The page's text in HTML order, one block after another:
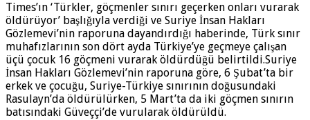
Times’ın ‘Türkler, göçmenler sınırı geçerken onları vurarak
öldürüyor’ başlığıyla verdiği ve Suriye İnsan Hakları
Gözlemevi’nin raporuna dayandırdığı haberinde, Türk sınır
muhafızlarının son dört ayda Türkiye’ye geçmeye çalışan
üçü çocuk 16 göçmeni vurarak öldürdüğü belirtildi.Suriye
İnsan Hakları Gözlemevi’nin raporuna göre, 6 Şubat’ta bir
erkek ve çocuğu, Suriye-Türkiye sınırının doğusundaki
Rasulayn’da öldürülürken, 5 Mart’ta da iki göçmen sınırın
batısındaki Güveççi’de vurularak öldürüldü.